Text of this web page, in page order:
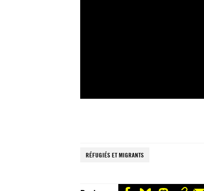
RÉFUGIÉS ET MIGRANTS